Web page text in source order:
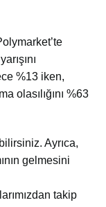
%13 iken,
olasılığını %63
Ayrıca,
gelmesini
takip